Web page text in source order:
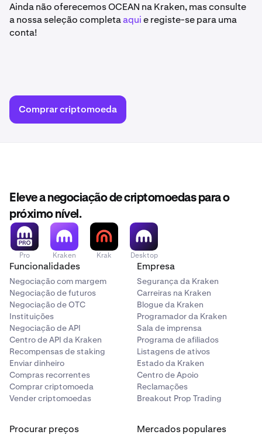
Ainda não oferecemos OCEAN na Kraken, mas consulte
a nossa seleção completaaquie registe-se para uma
conta!
Comprar criptomoeda
Eleve a negociação de criptomoedas para o
próximo nível.
Pro Kraken Krak Desktop
Funcionalidades
Negociação com margem
Negociação de futuros
Negociação de OTC
Instituições
Negociação de API
Centro de API da Kraken
Recompensas de staking
Enviar dinheiro
Compras recorrentes
Comprar criptomoeda
Vender criptomoedas
Empresa
Segurança da Kraken
Carreiras na Kraken
Blogue da Kraken
Programador da Kraken
Sala de imprensa
Programa de afiliados
Listagens de ativos
Estado da Kraken
Centro de Apoio
Reclamações
Breakout Prop Trading
Procurar preços Mercados populares